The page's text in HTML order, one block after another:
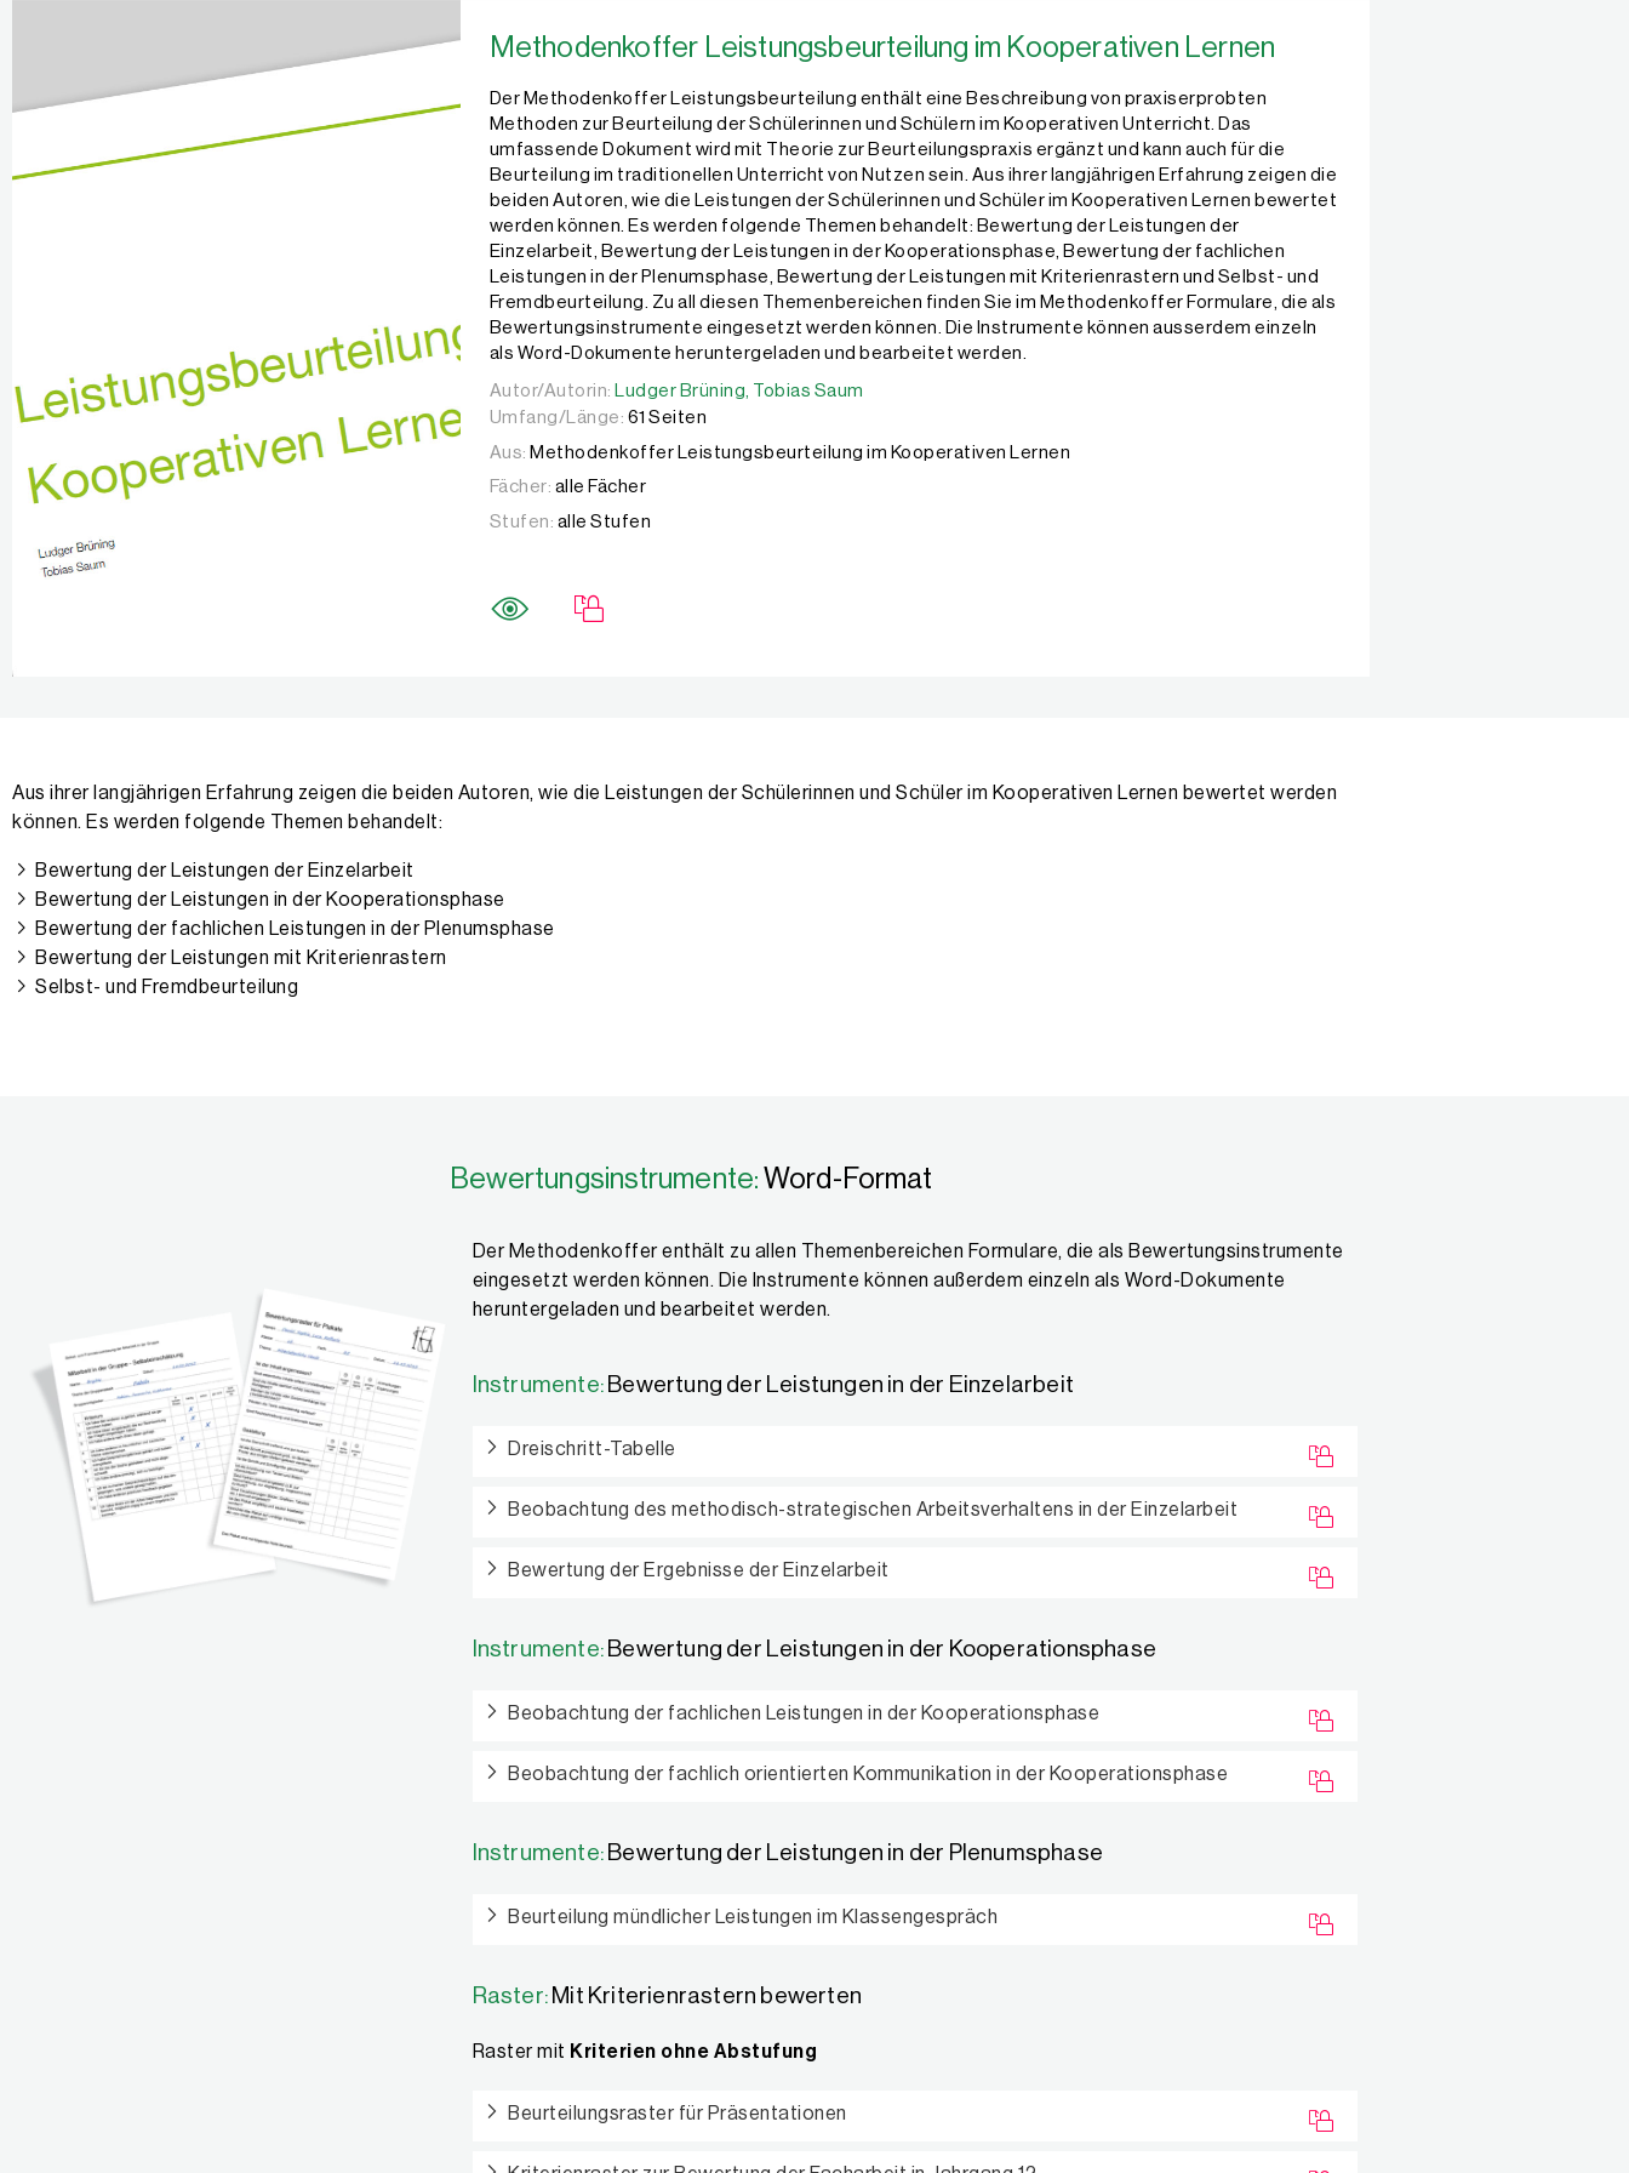
Methodenkoffer Leistungsbeurteilung im Kooperativen Lernen
Der Methodenkoffer Leistungsbeurteilung enthält eine Beschreibung von praxiserprobten
Methoden zur Beurteilung der Schülerinnen und Schülern im Kooperativen Unterricht. Das
umfassende Dokument wird mit Theorie zur Beurteilungspraxis ergänzt und kann auch für die
Beurteilung im traditionellen Unterricht von Nutzen sein. Aus ihrer langjährigen Erfahrung zeigen die
beiden Autoren, wie die Leistungen der Schülerinnen und Schüler im Kooperativen Lernen bewertet
werden können. Es werden folgende Themen behandelt: Bewertung der Leistungen der
Einzelarbeit, Bewertung der Leistungen in der Kooperationsphase, Bewertung der fachlichen
Leistungen in der Plenumsphase, Bewertung der Leistungen mit Kriterienrastern und Selbst- und
Fremdbeurteilung. Zu all diesen Themenbereichen finden Sie im Methodenkoffer Formulare, die als
Bewertungsinstrumente eingesetzt werden können. Die Instrumente können ausserdem einzeln
als Word-Dokumente heruntergeladen und bearbeitet werden.
Autor/Autorin: Ludger Brüning, Tobias Saum
Autor/Autorin: Ludger Brüning,
Tobias Saum
Umfang/Länge: 61 Seiten
Aus: Methodenkoffer Leistungsbeurteilung im Kooperativen Lernen
Fächer: alle Fächer
Stufen: alle Stufen
Aus ihrer langjährigen Erfahrung zeigen die beiden Autoren, wie die Leistungen der Schülerinnen und Schüler im Kooperativen Lernen bewertet werden
können. Es werden folgende Themen behandelt:
Bewertung der Leistungen der Einzelarbeit
Bewertung der Leistungen in der Kooperationsphase
Bewertung der fachlichen Leistungen in der Plenumsphase
Bewertung der Leistungen mit Kriterienrastern
Selbst- und Fremdbeurteilung
Bewertungsinstrumente: Word-Format
Der Methodenkoffer enthält zu allen Themenbereichen Formulare, die als Bewertungsinstrumente
eingesetzt werden können. Die Instrumente können außerdem einzeln als Word-Dokumente
heruntergeladen und bearbeitet werden.
Instrumente: Bewertung der Leistungen in der Einzelarbeit
Dreischritt-Tabelle
Beobachtung des methodisch-strategischen Arbeitsverhaltens in der Einzelarbeit
Bewertung der Ergebnisse der Einzelarbeit
Instrumente: Bewertung der Leistungen in der Kooperationsphase
Beobachtung der fachlichen Leistungen in der Kooperationsphase
Beobachtung der fachlich orientierten Kommunikation in der Kooperationsphase
Instrumente: Bewertung der Leistungen in der Plenumsphase
Beurteilung mündlicher Leistungen im Klassengespräch
Raster: Mit Kriterienrastern bewerten
Raster mit Kriterien ohne Abstufung
Beurteilungsraster für Präsentationen